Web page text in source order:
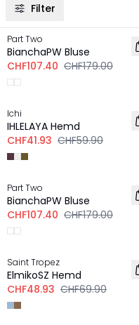
Filter
-40%
Part Two
BianchaPW Bluse
CHF107.40 CHF179.00
-30%
Ichi
IHLELAYA Hemd
CHF41.93 CHF59.90
-40%
Part Two
BianchaPW Bluse
CHF107.40 CHF179.00
-30%
Saint Tropez
ElmikoSZ Hemd
CHF48.93 CHF69.90
-40%